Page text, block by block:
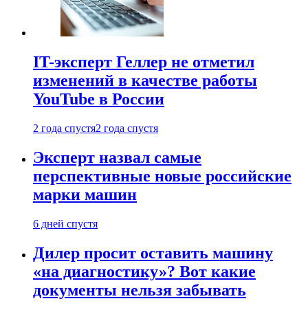
IT-эксперт Геллер не отметил
изменений в качестве работы
YouTube в России
2 года спустя2 года спустя
Эксперт назвал самые
перспективные новые российские
марки машин
6 дней спустя
Дилер просит оставить машину
«на диагностику»? Вот какие
документы нельзя забывать